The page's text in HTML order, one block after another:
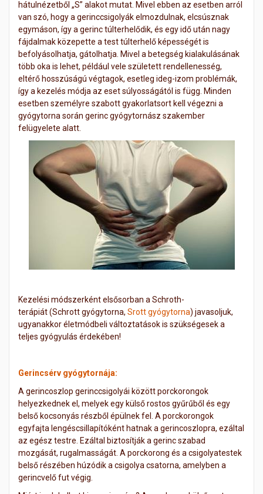
hátulnézetből „S” alakot mutat. Mivel ebben az esetben arról
van szó, hogy a gerinccsigolyák elmozdulnak, elcsúsznak
egymáson, így a gerinc túlterhelődik, és egy idő után nagy
fájdalmak közepette a test túlterhelő képességét is
befolyásolhatja, gátolhatja. Mivel a betegség kialakulásának
több oka is lehet, például vele született rendellenesség,
eltérő hosszúságú végtagok, esetleg ideg-izom problémák,
így a kezelés módja az eset súlyosságától is függ. Minden
esetben személyre szabott gyakorlatsort kell végezni a
gyógytorna során gerinc gyógytornász szakember
felügyelete alatt.
Kezelési módszerként elsősorban a Schroth-
terápiát (Schrott gyógytorna, Srott gyógytorna) javasoljuk,
ugyanakkor életmódbeli változtatások is szükségesek a
teljes gyógyulás érdekében!
Gerincsérv gyógytornája:
A gerincoszlop gerinccsigolyái között porckorongok
helyezkednek el, melyek egy külső rostos gyűrűből és egy
belső kocsonyás részből épülnek fel. A porckorongok
egyfajta lengéscsillapítóként hatnak a gerincoszlopra, ezáltal
az egész testre. Ezáltal biztosítják a gerinc szabad
mozgását, rugalmasságát. A porckorong és a csigolyatestek
belső részében húzódik a csigolya csatorna, amelyben a
gerincvelő fut végig.